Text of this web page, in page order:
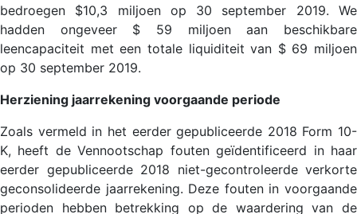
bedroegen $10,3 miljoen op 30 september 2019. We
hadden ongeveer $ 59 miljoen aan beschikbare
leencapaciteit met een totale liquiditeit van $ 69 miljoen
op 30 september 2019.
Herziening jaarrekening voorgaande periode
Zoals vermeld in het eerder gepubliceerde 2018 Form 10-
K, heeft de Vennootschap fouten geïdentificeerd in haar
eerder gepubliceerde 2018 niet-gecontroleerde verkorte
geconsolideerde jaarrekening. Deze fouten in voorgaande
perioden hebben betrekking op de waardering van de